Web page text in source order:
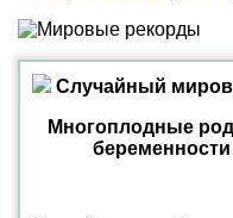
Случайный
Многоплодные